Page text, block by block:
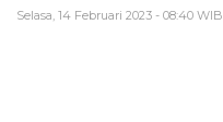
Selasa, 14 Februari 2023 - 08:40 WIB